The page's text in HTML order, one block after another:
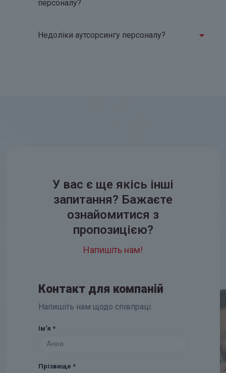
персоналу?
Недоліки аутсорсингу персоналу?
У вас є ще якісь інші
запитання? Бажаєте
ознайомитися з
пропозицією?
Напишіть нам!
Контакт для компаній
Напишіть нам щодо співпраці.
Ім'я *
Прізвище *